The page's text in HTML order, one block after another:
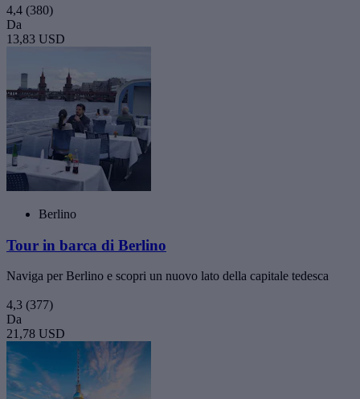
4,4 (380)
Da
13,83 USD
Berlino
Tour in barca di Berlino
Naviga per Berlino e scopri un nuovo lato della capitale tedesca
4,3 (377)
Da
21,78 USD